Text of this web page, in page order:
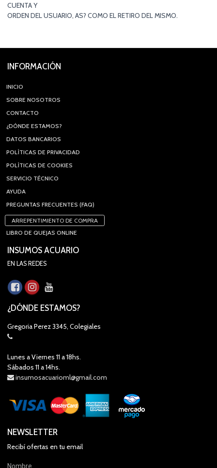
CUENTA Y
ORDEN DEL USUARIO, AS? COMO EL RETIRO DEL MISMO.
INFORMACIÓN
INICIO
SOBRE NOSOTROS
CONTACTO
¿DÓNDE ESTAMOS?
DATOS BANCARIOS
POLÍTICAS DE PRIVACIDAD
POLÍTICAS DE COOKIES
SERVICIO TÉCNICO
AYUDA
PREGUNTAS FRECUENTES (FAQ)
ARREPENTIMIENTO DE COMPRA
LIBRO DE QUEJAS ONLINE
INSUMOS ACUARIO
EN LAS REDES
¿DÓNDE ESTAMOS?
Gregoria Perez 3345, Colegiales
Lunes a Viernes 11 a 18hs.
Sábados 11 a 14hs.
insumosacuarioml@gmail.com
NEWSLETTER
Recibí ofertas en tu email